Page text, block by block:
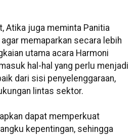
Atika juga meminta Panitia
memaparkan secara lebih
utama acara Harmoni
hal-hal yang perlu menjadi
dari sisi penyelenggaraan,
lintas sektor.
dapat memperkuat
kepentingan, sehingga